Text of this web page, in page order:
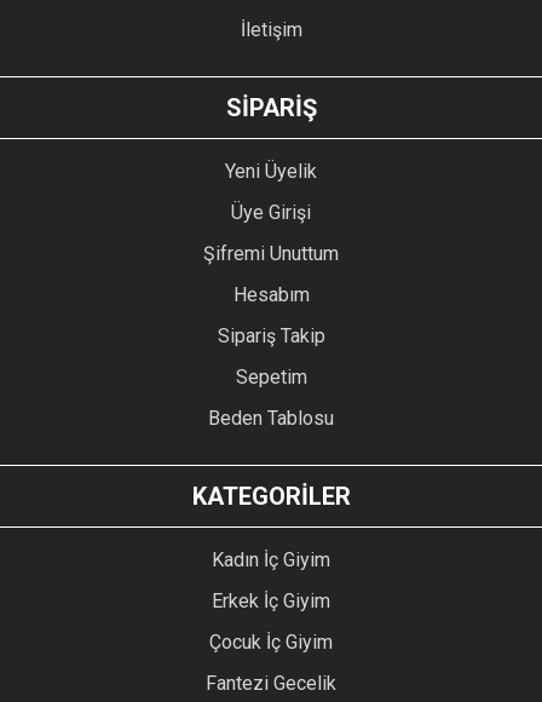
GÖNDER
İletişim
SİPARİŞ
Yeni Üyelik
Üye Girişi
Şifremi Unuttum
Hesabım
Sipariş Takip
Sepetim
Beden Tablosu
KATEGORİLER
Kadın İç Giyim
Erkek İç Giyim
Çocuk İç Giyim
Fantezi Gecelik